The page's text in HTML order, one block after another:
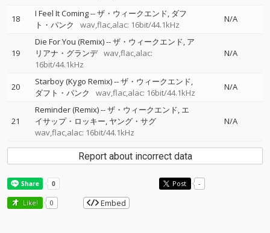
18 I Feel It Coming--ザ・ウィークエンド ダフ
ト・パンク
wav,flac,alac: 16bit/44.1kHz
N/A
19
Die For You (Remix)--ザ・ウィークエンド ア
リアナ・グランデ wav,flac,alac:
16bit/44.1kHz
N/A
20 Starboy (Kygo Remix)--ザ・ウィークエンド
ダフト・パンク
wav,flac,alac: 16bit/44.1kHz
N/A
21
Reminder (Remix)--ザ・ウィークエンド エ
イサップ・ロッキー ヤング・サグ
wav,flac,alac: 16bit/44.1kHz
N/A
Report about incorrect data
Post -
Like! 0 Embed